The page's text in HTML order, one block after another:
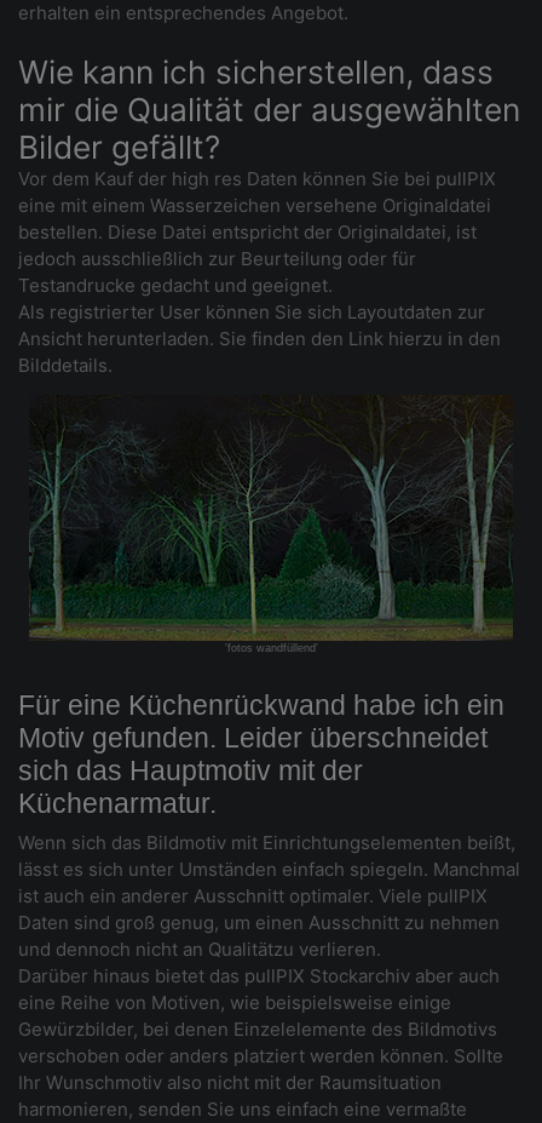
erhalten ein entsprechendes Angebot.
Wie kann ich sicherstellen, dass
mir die Qualität der ausgewählten
Bilder gefällt?
Vor dem Kauf der high res Daten können Sie bei pullPIX
eine mit einem Wasserzeichen versehene Originaldatei
bestellen. Diese Datei entspricht der Originaldatei, ist
jedoch ausschließlich zur Beurteilung oder für
Testandrucke gedacht und geeignet.
Als registrierter User können Sie sich Layoutdaten zur
Ansicht herunterladen. Sie finden den Link hierzu in den
Bilddetails.
'fotos wandfüllend'
Für eine Küchenrückwand habe ich ein
Motiv gefunden. Leider überschneidet
sich das Hauptmotiv mit der
Küchenarmatur.
Wenn sich das Bildmotiv mit Einrichtungselementen beißt,
lässt es sich unter Umständen einfach spiegeln. Manchmal
ist auch ein anderer Ausschnitt optimaler. Viele pullPIX
Daten sind groß genug, um einen Ausschnitt zu nehmen
und dennoch nicht an Qualitätzu verlieren.
Darüber hinaus bietet das pullPIX Stockarchiv aber auch
eine Reihe von Motiven, wie beispielsweise einige
Gewürzbilder, bei denen Einzelelemente des Bildmotivs
verschoben oder anders platziert werden können. Sollte
Ihr Wunschmotiv also nicht mit der Raumsituation
harmonieren, senden Sie uns einfach eine vermaßte